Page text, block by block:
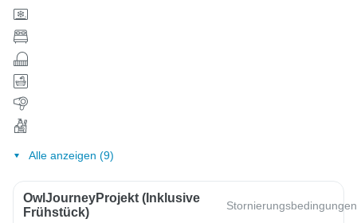
Alle anzeigen (9)
OwlJourneyProjekt (inklusive
Frühstück)
Stornierungsbedingungen